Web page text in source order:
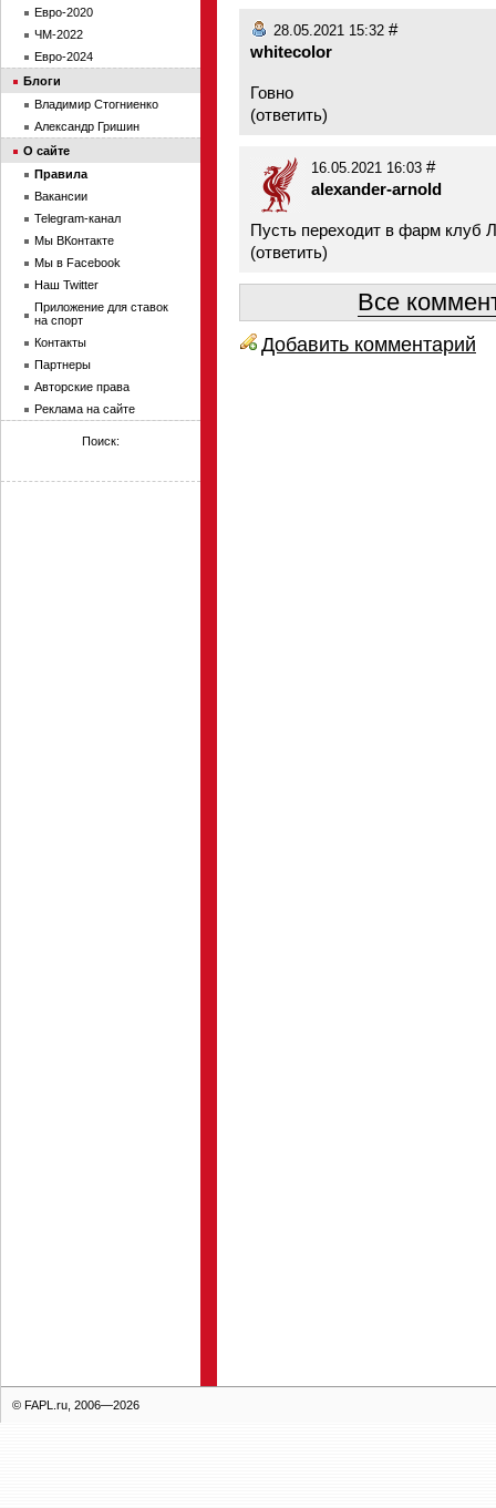
28.05.2021 15:32 #
whitecolor
Говно
(ответить)
16.05.2021 16:03 #
alexander-arnold
Пусть переходит в фарм клуб
(ответить)
Все
Добавить комментарий
Евро-2020
ЧМ-2022
Евро-2024
Блоги
Владимир Стогниенко
Александр Гришин
О сайте
Правила
Вакансии
Telegram-канал
Мы ВКонтакте
Мы в Facebook
Наш Twitter
Приложение для ставок
на спорт
Контакты
Партнеры
Авторские права
Реклама на сайте
Поиск:
© FAPL.ru, 2006—2026